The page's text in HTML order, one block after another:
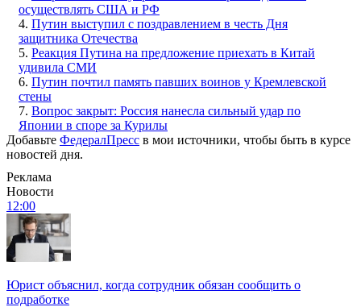
осуществлять США и РФ
4. Путин выступил с поздравлением в честь Дня
защитника Отечества
5. Реакция Путина на предложение приехать в Китай
удивила СМИ
6. Путин почтил память павших воинов у Кремлевской
стены
7. Вопрос закрыт: Россия нанесла сильный удар по
Японии в споре за Курилы
Добавьте ФедералПресс в мои источники, чтобы быть в курсе
новостей дня.
Реклама
Новости
12:00
Юрист объяснил, когда сотрудник обязан сообщить о
подработке